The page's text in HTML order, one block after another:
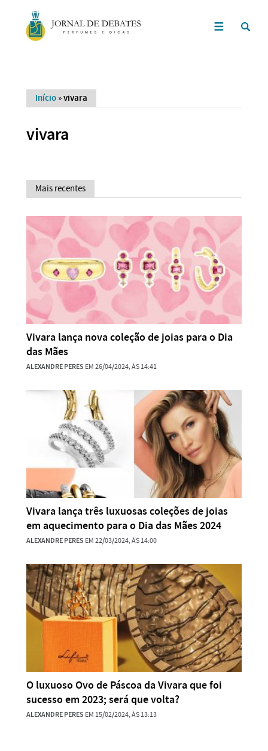
Início »vivara
vivara
Mais recentes
Vivara lança nova coleção de joias para o Dia
das Mães
ALEXANDRE PERES EM 26/04/2024, ÀS 14:41
Vivara lança três luxuosas coleções de joias
em aquecimento para o Dia das Mães 2024
ALEXANDRE PERES EM 22/03/2024, ÀS 14:00
O luxuoso Ovo de Páscoa da Vivara que foi
sucesso em 2023; será que volta?
ALEXANDRE PERES EM 15/02/2024, ÀS 13:13